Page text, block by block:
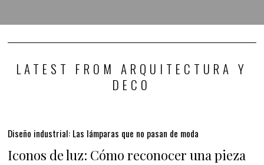
LATEST FROM ARQUITECTURA Y
DECO
Diseño industrial: Las lámparas que no pasan de moda
Iconos de luz: Cómo reconocer una pieza